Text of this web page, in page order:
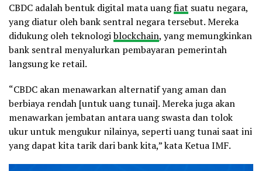
CBDC adalah bentuk digital mata uangfiat suatu negara,
yang diatur oleh bank sentral negara tersebut. Mereka
didukung oleh teknologiblockchain, yang memungkinkan
bank sentral menyalurkan pembayaran pemerintah
langsung ke retail.
“CBDC akan menawarkan alternatif yang aman dan
berbiaya rendah [untuk uang tunai]. Mereka juga akan
menawarkan jembatan antara uang swasta dan tolok
ukur untuk mengukur nilainya, seperti uang tunai saat ini
yang dapat kita tarik dari bank kita,” kata Ketua IMF.